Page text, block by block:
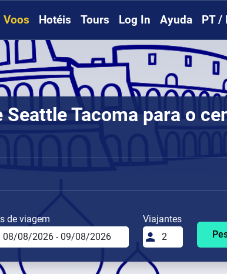
Voos Hotéis Tours Log In Ayuda PT /
Tacoma para o
de viagem
Viajantes